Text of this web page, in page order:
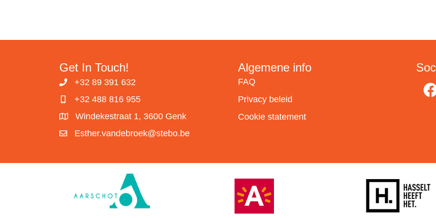
Get In Touch!
+32 89 391 632
+32 488 816 955
Windekestraat 1, 3600 Genk
Esther.vandebroek@stebo.be
Algemene info
FAQ
Privacy beleid
Cookie statement